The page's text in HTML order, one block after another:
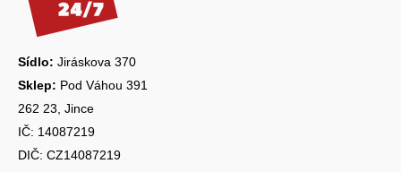
Sídlo: Jiráskova 370
Sklep: Pod Váhou 391
262 23, Jince
IČ: 14087219
DIČ: CZ14087219